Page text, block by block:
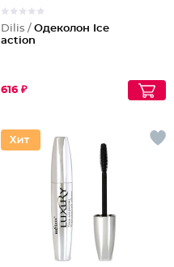
Dilis / Одеколон Ice
action
616 ₽